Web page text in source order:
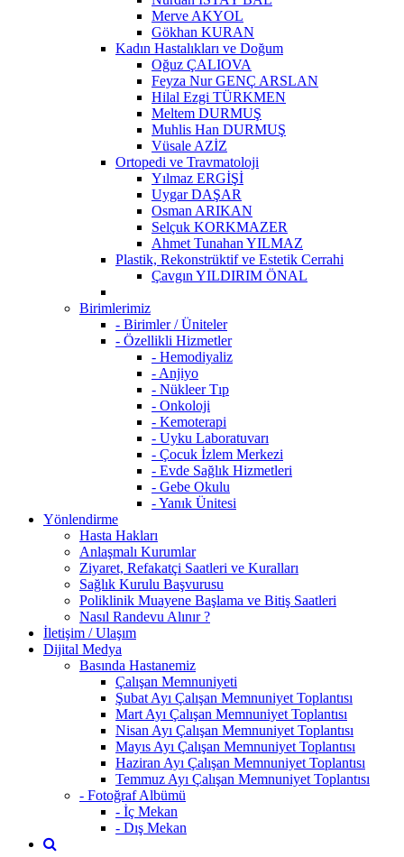
Merve AKYOL
Gökhan KURAN
Kadın Hastalıkları ve Doğum
Oğuz ÇALIOVA
Feyza Nur GENÇ ARSLAN
Hilal Ezgi TÜRKMEN
Meltem DURMUŞ
Muhlis Han DURMUŞ
Vüsale AZİZ
Ortopedi ve Travmatoloji
Yılmaz ERGİŞİ
Uygar DAŞAR
Osman ARIKAN
Selçuk KORKMAZER
Ahmet Tunahan YILMAZ
Plastik, Rekonstrüktif ve Estetik Cerrahi
Çavgın YILDIRIM ÖNAL
Birimlerimiz
- Birimler / Üniteler
- Özellikli Hizmetler
- Hemodiyaliz
- Anjiyo
- Nükleer Tıp
- Onkoloji
- Kemoterapi
- Uyku Laboratuvarı
- Çocuk İzlem Merkezi
- Evde Sağlık Hizmetleri
- Gebe Okulu
- Yanık Ünitesi
Yönlendirme
Hasta Hakları
Anlaşmalı Kurumlar
Ziyaret, Refakatçi Saatleri ve Kuralları
Sağlık Kurulu Başvurusu
Poliklinik Muayene Başlama ve Bitiş Saatleri
Nasıl Randevu Alınır ?
İletişim / Ulaşım
Dijital Medya
Basında Hastanemiz
Çalışan Memnuniyeti
Şubat Ayı Çalışan Memnuniyet Toplantısı
Mart Ayı Çalışan Memnuniyet Toplantısı
Nisan Ayı Çalışan Memnuniyet Toplantısı
Mayıs Ayı Çalışan Memnuniyet Toplantısı
Haziran Ayı Çalışan Memnuniyet Toplantısı
Temmuz Ayı Çalışan Memnuniyet Toplantısı
- Fotoğraf Albümü
- İç Mekan
- Dış Mekan